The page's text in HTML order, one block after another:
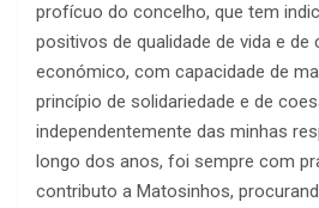
profícuo do concelho, que tem
positivos de qualidade de vida e de
económico, com capacidade de
princípio de solidariedade e de
independentemente das minhas
longo dos anos, foi sempre com
contributo a Matosinhos,